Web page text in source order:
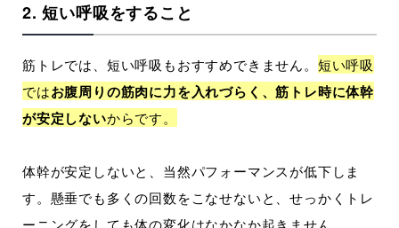
2. 短い呼吸をすること
筋トレでは、短い呼吸もおすすめできません。 短い呼吸
ではお腹周りの筋肉に力を入れづらく、筋トレ時に体幹
が安定しないからです。
体幹が安定しないと、当然パフォーマンスが低下しま
す。懸垂でも多くの回数をこなせないと、せっかくトレ
ーニングをしても体の変化はなかなか起きません。